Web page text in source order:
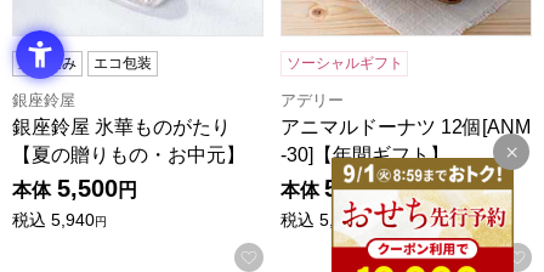
送料込み エコ包装
銀座鈴屋
銀座鈴屋 氷華ものがたり
【夏の贈りもの・お中元】
本体 5,500円
税込 5,940円
お気に入りに登録する
ソーシャルギフト
アデリー
アニマルドーナツ 12個[ANM
-30]【年間ギフト】
本体 5,400円
税込 5,832円